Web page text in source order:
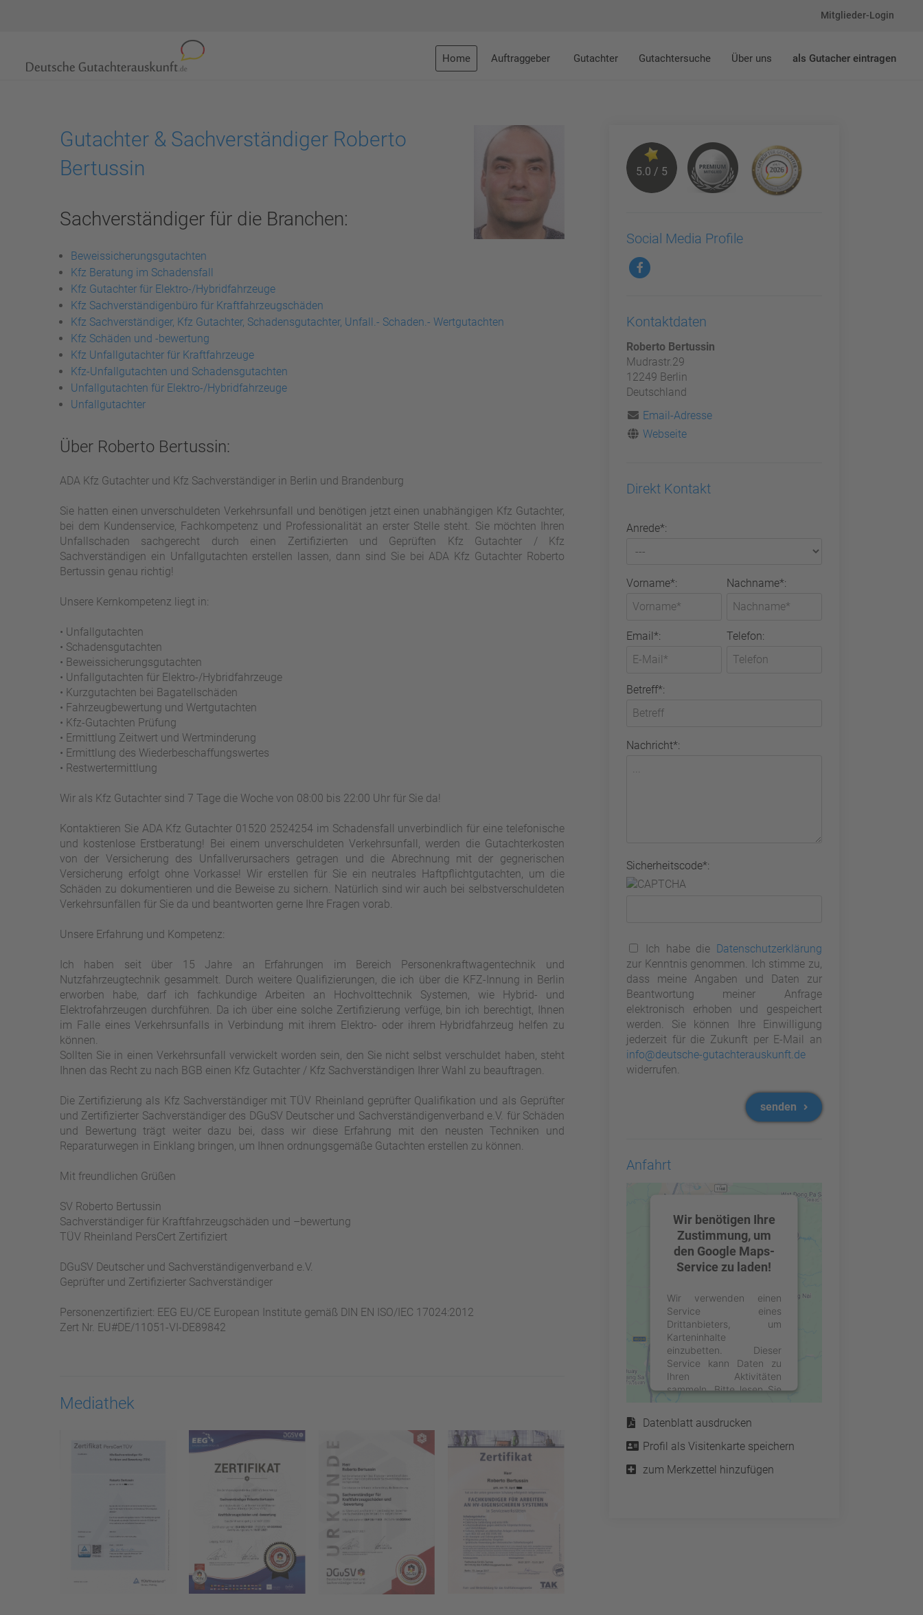
Mitglieder-Login
Home Auftraggeber Gutachter Gutachtersuche Über uns als Gutacher eintragen
Gutachter & Sachverständiger Roberto
Bertussin
Sachverständiger für die Branchen:
Beweissicherungsgutachten
Kfz Beratung im Schadensfall
Kfz Gutachter für Elektro-/Hybridfahrzeuge
Kfz Sachverständigenbüro für Kraftfahrzeugschäden
Kfz Sachverständiger, Kfz Gutachter, Schadensgutachter, Unfall.- Schaden.- Wertgutachten
Kfz Schäden und -bewertung
Kfz Unfallgutachter für Kraftfahrzeuge
Kfz-Unfallgutachten und Schadensgutachten
Unfallgutachten für Elektro-/Hybridfahrzeuge
Unfallgutachter
Über Roberto Bertussin:
ADA Kfz Gutachter und Kfz Sachverständiger in Berlin und Brandenburg
Sie hatten einen unverschuldeten Verkehrsunfall und benötigen jetzt einen unabhängigen Kfz Gutachter,
bei dem Kundenservice, Fachkompetenz und Professionalität an erster Stelle steht. Sie möchten Ihren
Unfallschaden sachgerecht durch einen Zertifizierten und Geprüften Kfz Gutachter / Kfz
Sachverständigen ein Unfallgutachten erstellen lassen, dann sind Sie bei ADA Kfz Gutachter Roberto
Bertussin genau richtig!
Unsere Kernkompetenz liegt in:
• Unfallgutachten
• Schadensgutachten
• Beweissicherungsgutachten
• Unfallgutachten für Elektro-/Hybridfahrzeuge
• Kurzgutachten bei Bagatellschäden
• Fahrzeugbewertung und Wertgutachten
• Kfz-Gutachten Prüfung
• Ermittlung Zeitwert und Wertminderung
• Ermittlung des Wiederbeschaffungswertes
• Restwertermittlung
Wir als Kfz Gutachter sind 7 Tage die Woche von 08:00 bis 22:00 Uhr für Sie da!
Kontaktieren Sie ADA Kfz Gutachter 01520 2524254 im Schadensfall unverbindlich für eine telefonische
und kostenlose Erstberatung! Bei einem unverschuldeten Verkehrsunfall, werden die Gutachterkosten
von der Versicherung des Unfallverursachers getragen und die Abrechnung mit der gegnerischen
Versicherung erfolgt ohne Vorkasse! Wir erstellen für Sie ein neutrales Haftpflichtgutachten, um die
Schäden zu dokumentieren und die Beweise zu sichern. Natürlich sind wir auch bei selbstverschuldeten
Verkehrsunfällen für Sie da und beantworten gerne Ihre Fragen vorab.
Unsere Erfahrung und Kompetenz:
Ich haben seit über 15 Jahre an Erfahrungen im Bereich Personenkraftwagentechnik und
Nutzfahrzeugtechnik gesammelt. Durch weitere Qualifizierungen, die ich über die KFZ-Innung in Berlin
erworben habe, darf ich fachkundige Arbeiten an Hochvolttechnik Systemen, wie Hybrid- und
Elektrofahrzeugen durchführen. Da ich über eine solche Zertifizierung verfüge, bin ich berechtigt, Ihnen
im Falle eines Verkehrsunfalls in Verbindung mit ihrem Elektro- oder ihrem Hybridfahrzeug helfen zu
können.
Sollten Sie in einen Verkehrsunfall verwickelt worden sein, den Sie nicht selbst verschuldet haben, steht
Ihnen das Recht zu nach BGB einen Kfz Gutachter / Kfz Sachverständigen Ihrer Wahl zu beauftragen.
Die Zertifizierung als Kfz Sachverständiger mit TÜV Rheinland geprüfter Qualifikation und als Geprüfter
und Zertifizierter Sachverständiger des DGuSV Deutscher und Sachverständigenverband e.V. für Schäden
und Bewertung trägt weiter dazu bei, dass wir diese Erfahrung mit den neusten Techniken und
Reparaturwegen in Einklang bringen, um Ihnen ordnungsgemäße Gutachten erstellen zu können.
Mit freundlichen Grüßen
SV Roberto Bertussin
Sachverständiger für Kraftfahrzeugschäden und –bewertung
TÜV Rheinland PersCert Zertifiziert
DGuSV Deutscher und Sachverständigenverband e.V.
Geprüfter und Zertifizierter Sachverständiger
Personenzertifiziert: EEG EU/CE European Institute gemäß DIN EN ISO/IEC 17024:2012
Zert Nr. EU#DE/11051-VI-DE89842
Mediathek
5.0 / 5
Social Media Profile
Kontaktdaten
Roberto Bertussin
Mudrastr.29
12249 Berlin
Deutschland
Email-Adresse
Webseite
Direkt Kontakt
Anrede*:
Vorname*: Nachname*:
Email*: Telefon:
Betreff*:
Nachricht*:
Sicherheitscode*:
Ich habe die Datenschutzerklärung
zur Kenntnis genommen. Ich stimme zu,
dass meine Angaben und Daten zur
Beantwortung meiner Anfrage
elektronisch erhoben und gespeichert
werden. Sie können Ihre Einwilligung
jederzeit für die Zukunft per E-Mail an
info@deutsche-gutachterauskunft.de
widerrufen.
senden
Anfahrt
Wir benötigen Ihre
Zustimmung, um
den Google Maps-
Service zu laden!
Wir verwenden einen
Service eines
Drittanbieters, um
Karteninhalte
einzubetten. Dieser
Service kann Daten zu
Ihren Aktivitäten
sammeln. Bitte lesen Sie
die Details durch und
des Service zu, um diese
Karte anzuzeigen.
Mehr Informationen
Service
Datenblatt ausdrucken
Profil als Visitenkarte speichern
zum Merkzettel hinzufügen